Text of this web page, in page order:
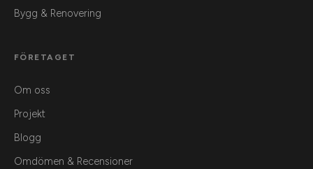
Bygg & Renovering
FÖRETAGET
Om oss
Projekt
Blogg
Omdömen & Recensioner